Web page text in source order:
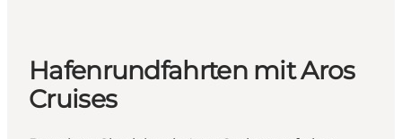
Hafenrundfahrten mit Aros
Cruises